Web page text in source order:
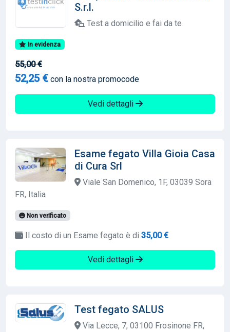
S.r.l.
Test a domicilio e fai da te
In evidenza
55,00 €
52,25 € con la nostra promocode
Vedi dettagli
Esame fegato Villa Gioia Casa
di Cura Srl
Viale San Domenico, 1F, 03039 Sora
FR, Italia
Non verificato
Il costo di un Esame fegato è di 35,00 €
Vedi dettagli
Test fegato SALUS
Via Lecce, 7, 03100 Frosinone FR,